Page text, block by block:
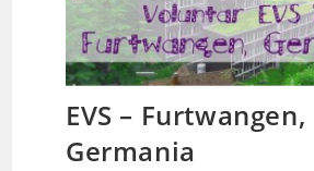
EVS – Furtwangen,
Germania